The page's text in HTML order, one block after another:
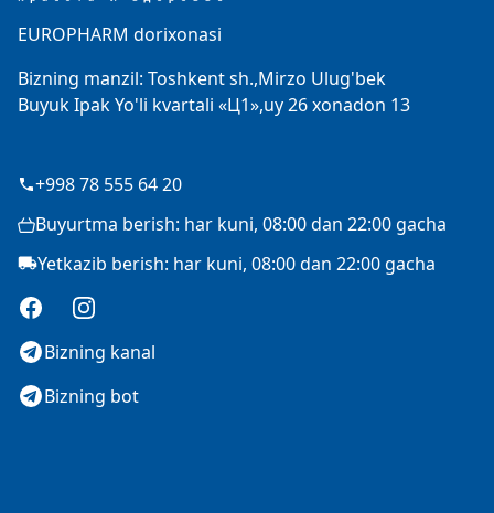
EUROPHARM dorixonasi
Bizning manzil: Toshkent sh.,Mirzo Ulug'bek
Buyuk Ipak Yo'li kvartali «Ц1»,uy 26 xonadon 13
+998 78 555 64 20
Buyurtma berish: har kuni, 08:00 dan 22:00 gacha
Yetkazib berish: har kuni, 08:00 dan 22:00 gacha
FacebookInstagram
Bizning kanal
Bizning bot